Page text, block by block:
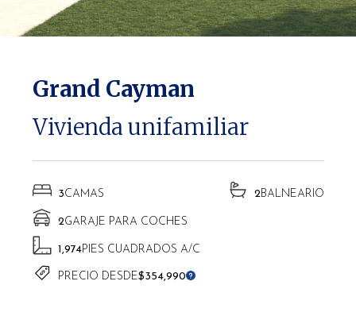
Grand Cayman
Vivienda unifamiliar
3CAMAS 2BALNEARIO
2GARAJE PARA COCHES
1,974PIES CUADRADOS A/C
PRECIO DESDE$354,990